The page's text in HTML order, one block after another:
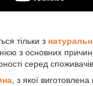
тільки з
з основних
серед споживачів.
, з якої